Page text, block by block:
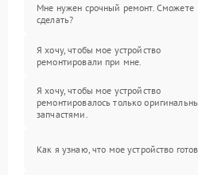
Мне нужен срочный ремонт. Сможете
сделать?
Я хочу, чтобы мое устройство
ремонтировали при мне.
Я хочу, чтобы мое устройство
ремонтировалось только
запчастями.
Как я узнаю, что мое устройство